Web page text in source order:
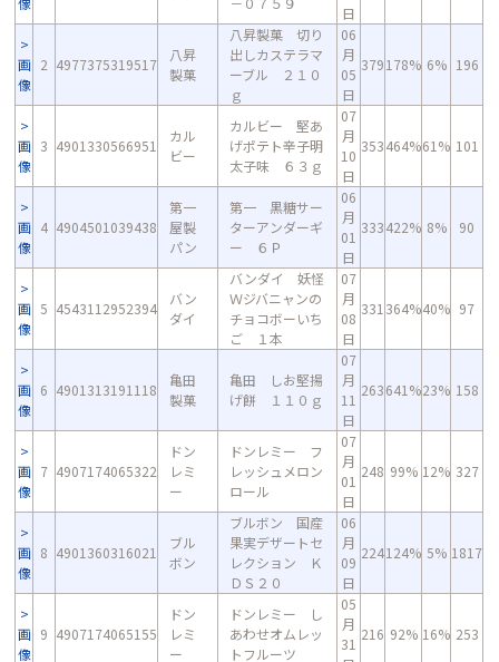
日
画
像
2 4977375319517
八昇
製菓
八昇製菓 切り
出しカステラマ
ーブル ２１０
ｇ
06
月
05
日
379178% 6% 196
画
像
3 4901330566951
カル
ビー
カルビー 堅あ
げポテト辛子明
太子味 ６３ｇ
07
月
10
日
353464%61% 101
画
像
4 4904501039438
第一
屋製
パン
第一 黒糖サー
ターアンダーギ
ー ６Ｐ
06
月
01
日
333422% 8% 90
画
像
5 4543112952394
バン
ダイ
バンダイ 妖怪
Ｗジバニャンの
チョコボーいち
ご １本
07
月
08
日
331 364%40% 97
画
像
6 4901313191118
亀田
製菓
亀田 しお堅揚
げ餅 １１０ｇ
07
月
11
日
263641%23% 158
画
像
7 4907174065322
ドン
レミ
ー
ドンレミー フ
レッシュメロン
ロール
07
月
01
日
248 99% 12% 327
画
像
8 4901360316021
ブル
ボン
ブルボン 国産
果実デザートセ
レクション Ｋ
ＤＳ２０
06
月
09
日
224124% 5% 1817
画
像
9 4907174065155
ドン
レミ
ー
ドンレミー し
あわせオムレッ
トフルーツ
05
月
31
216 92% 16% 253